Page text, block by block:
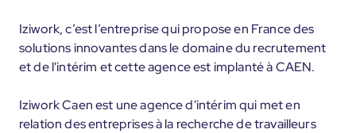
Iziwork, c’est l’entreprise qui propose en France des
solutions innovantes dans le domaine du recrutement
et de l'intérim et cette agence est implanté à CAEN.
Iziwork Caen est une agence d'intérim qui met en
relation des entreprises à la recherche de travailleurs